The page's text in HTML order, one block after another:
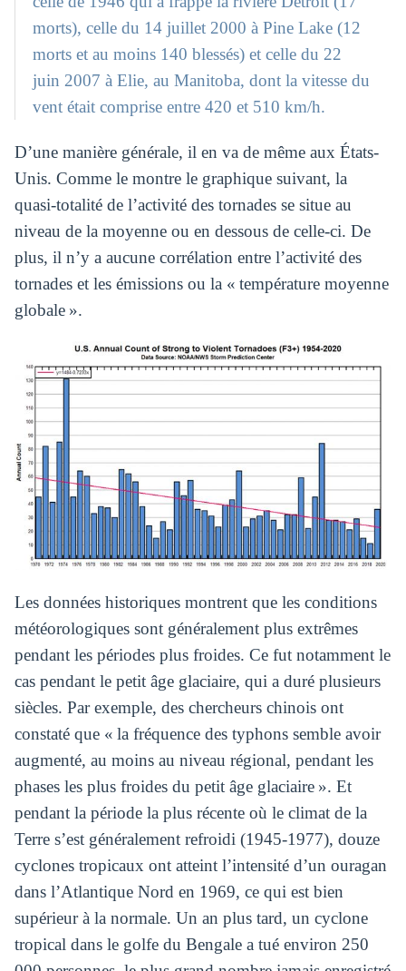
morts), celle du 14 juillet 2000 à Pine Lake (12
morts et au moins 140 blessés) et celle du 22
juin 2007 à Elie, au Manitoba, dont la vitesse du
vent était comprise entre 420 et 510 km/h.
D’une manière générale, il en va de même aux États-
Unis. Comme le montre le graphique suivant, la
quasi-totalité de l’activité des tornades se situe au
niveau de la moyenne ou en dessous de celle-ci. De
plus, il n’y a aucune corrélation entre l’activité des
tornades et les émissions ou la « température moyenne
globale ».
Les données historiques montrent que les conditions
météorologiques sont généralement plus extrêmes
pendant les périodes plus froides. Ce fut notamment le
cas pendant le petit âge glaciaire, qui a duré plusieurs
siècles. Par exemple, des chercheurs chinois ont
constaté que « la fréquence des typhons semble avoir
augmenté, au moins au niveau régional, pendant les
phases les plus froides du petit âge glaciaire ». Et
pendant la période la plus récente où le climat de la
Terre s’est généralement refroidi (1945-1977), douze
cyclones tropicaux ont atteint l’intensité d’un ouragan
dans l’Atlantique Nord en 1969, ce qui est bien
supérieur à la normale. Un an plus tard, un cyclone
tropical dans le golfe du Bengale a tué environ 250